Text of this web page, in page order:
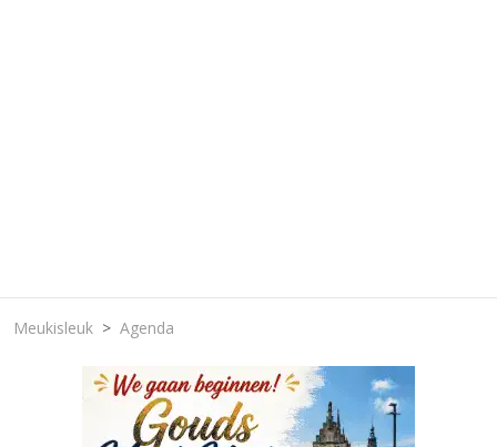
Meukisleuk Agenda